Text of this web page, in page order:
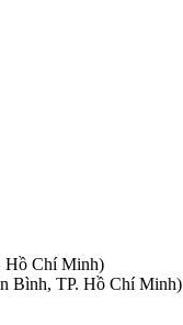
Hồ Chí Minh)
Bình, TP. Hồ Chí Minh)